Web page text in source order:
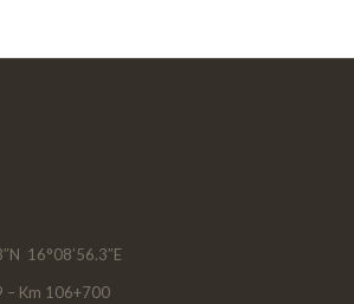
16°08’56.3″E
– Km 106+700